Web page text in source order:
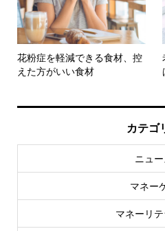
花粉症を軽減できる食材、控
えた方がいい食材
カテゴ
ニュー
マネー
マネーリ